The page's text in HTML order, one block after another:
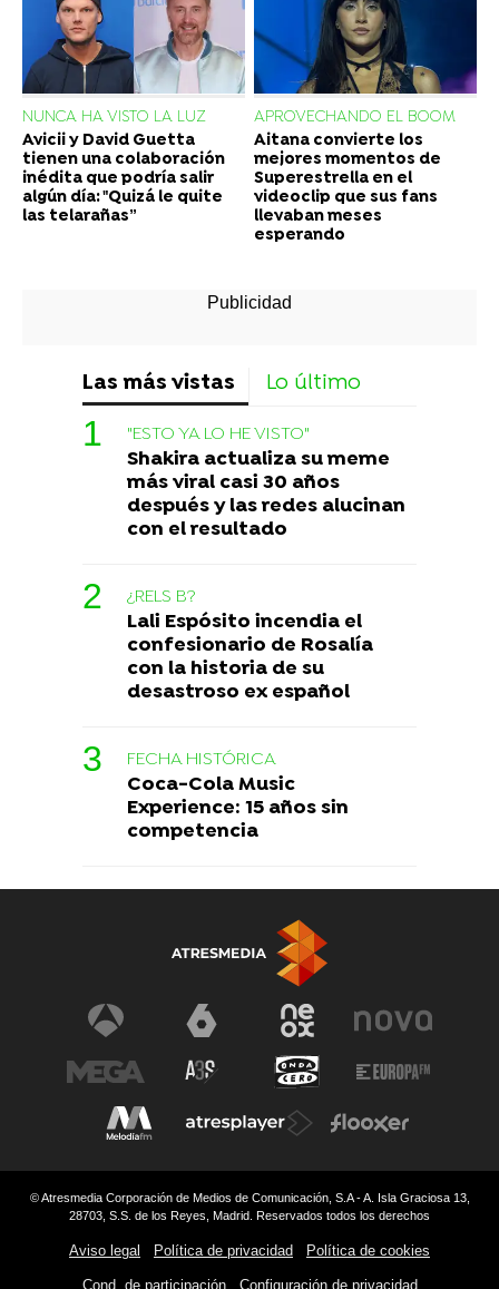
NUNCA HA VISTO LA LUZ
Avicii y David Guetta
tienen una colaboración
inédita que podría salir
algún día: "Quizá le quite
las telarañas”
APROVECHANDO EL BOOM
Aitana convierte los
mejores momentos de
Superestrella en el
videoclip que sus fans
llevaban meses
esperando
Las más vistas Lo último
"ESTO YA LO HE VISTO"
Shakira actualiza su meme
más viral casi 30 años
después y las redes alucinan
con el resultado
¿RELS B?
Lali Espósito incendia el
confesionario de Rosalía
con la historia de su
desastroso ex español
FECHA HISTÓRICA
Coca-Cola Music
Experience: 15 años sin
competencia
© Atresmedia Corporación de Medios de Comunicación, S.A - A. Isla Graciosa 13,
28703, S.S. de los Reyes, Madrid. Reservados todos los derechos
Aviso legal Política de privacidad Política de cookies
Cond. de participación Configuración de privacidad